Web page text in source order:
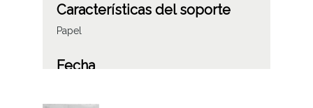
Características del soporte
Papel
Fecha